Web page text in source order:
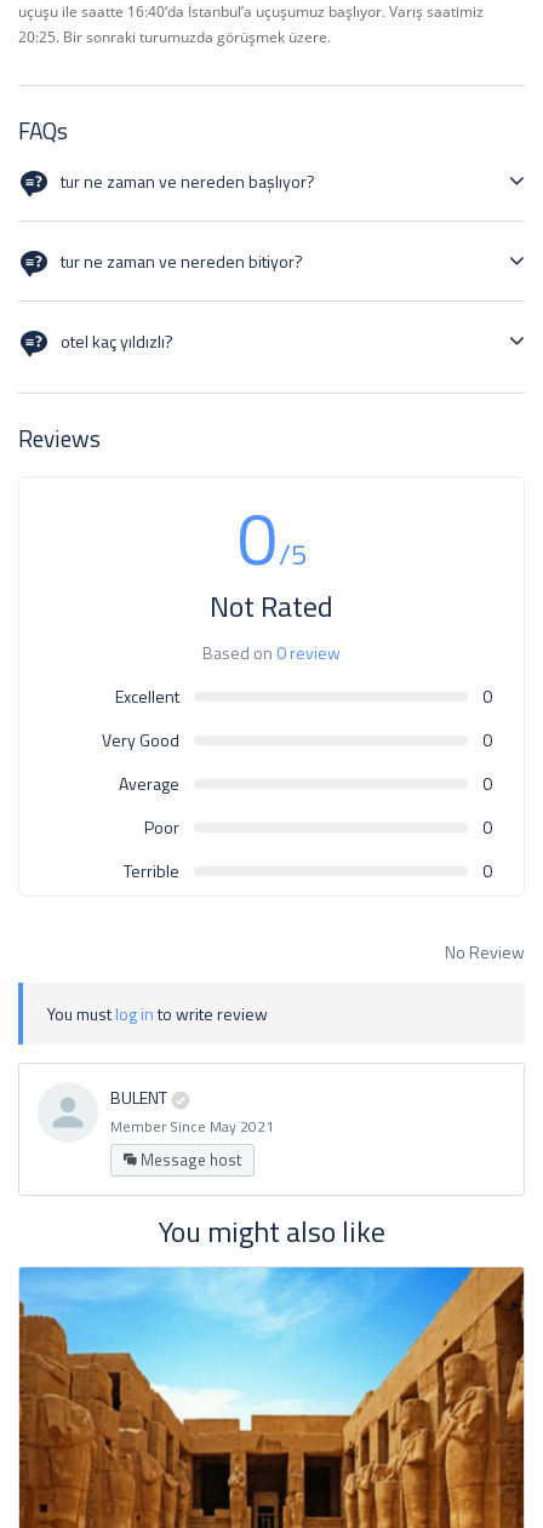
uçuşu ile saatte 16:40‘da İstanbul’a uçuşumuz başlıyor. Varış saatimiz
20:25. Bir sonraki turumuzda görüşmek üzere.
FAQs
tur ne zaman ve nereden başlıyor?
tur ne zaman ve nereden bitiyor?
otel kaç yıldızlı?
Reviews
0/5
Not Rated
Based on 0 review
Excellent
0
Very Good
0
Average
0
Poor
0
Terrible
0
No Review
You mustlog into write review
BULENT
Member Since May 2021
Message host
You might also like